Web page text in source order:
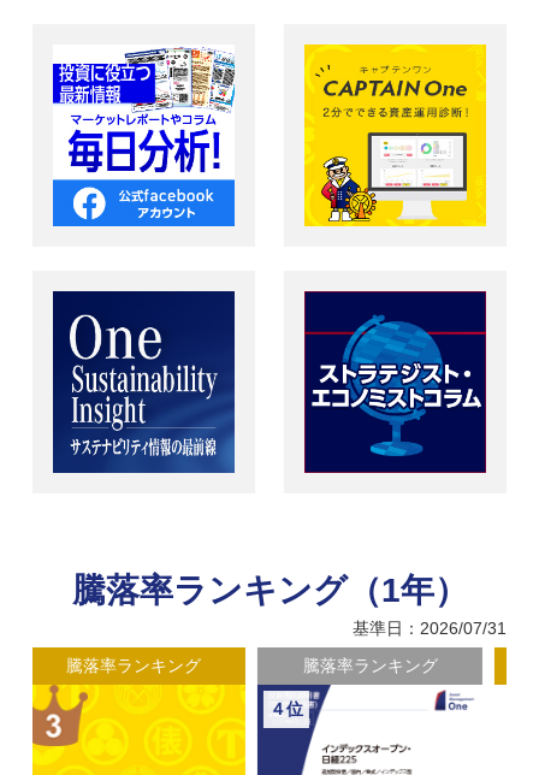
騰落率ランキング（1年）
基準日：2026/07/31
騰落率ランキング
５位
騰落率ランキング
６位